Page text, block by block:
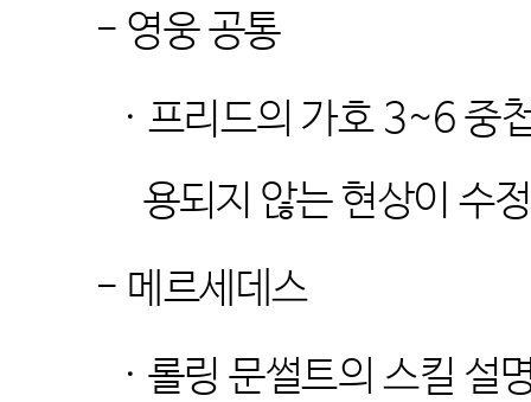
- 영웅 공통
· 프리드의 가호3~6중
용되지 않는 현상이 수
- 메르세데스
· 롤링 문썰트의 스킬 설